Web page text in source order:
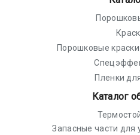
Порошковые
Пленки
Каталог
Запасные части для